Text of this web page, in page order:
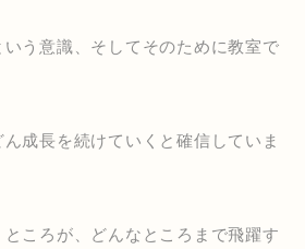
う意識、そしてそのために教室で
成長を続けていくと確信していま
ころが、どんなところまで飛躍す